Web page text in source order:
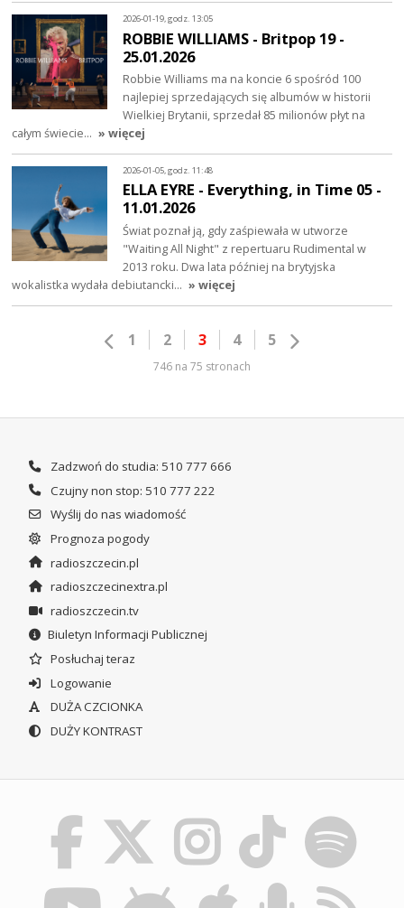
2026-01-19, godz. 13:05
ROBBIE WILLIAMS - Britpop 19 -
25.01.2026
Robbie Williams ma na koncie 6 spośród 100
najlepiej sprzedających się albumów w historii
Wielkiej Brytanii, sprzedał 85 milionów płyt na
całym świecie… » więcej
2026-01-05, godz. 11:48
ELLA EYRE - Everything, in Time 05 -
11.01.2026
Świat poznał ją, gdy zaśpiewała w utworze
"Waiting All Night" z repertuaru Rudimental w
2013 roku. Dwa lata później na brytyjska
wokalistka wydała debiutancki… » więcej
1 2 3 4 5
746 na 75 stronach
Zadzwoń do studia: 510 777 666
Czujny non stop: 510 777 222
Wyślij do nas wiadomość
Prognoza pogody
radioszczecin.pl
radioszczecinextra.pl
radioszczecin.tv
Biuletyn Informacji Publicznej
Posłuchaj teraz
Logowanie
DUŻA CZCIONKA
DUŻY KONTRAST